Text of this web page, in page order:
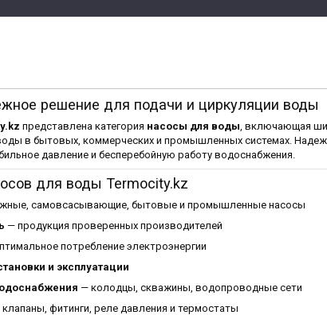
решение для подачи и циркуляции воды
представлена категория насосы для воды, включающая
в бытовых, коммерческих и промышленных системах.
давление и бесперебойную работу водоснабжения.
для воды Termocity.kz
самовсасывающие, бытовые и промышленные насосы
— продукция проверенных производителей
потребление электроэнергии
и эксплуатации
— колодцы, скважины, водопроводные сети
фитинги, реле давления и термостаты